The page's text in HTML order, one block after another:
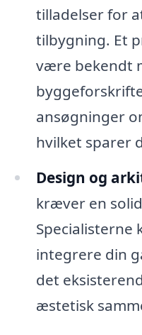
tilladelser for
tilbygning. Et
være bekendt
ansøgninger
hvilket sparer
Design og
kræver en
Specialisterne
integrere din
det
æstetisk